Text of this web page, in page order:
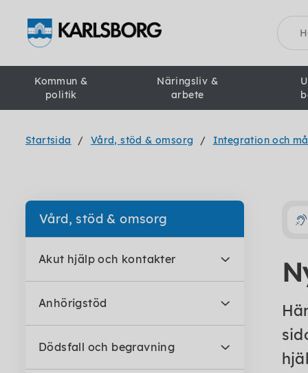
Sök
Kommun &
politik
Näringsliv &
arbete
Startsida Vård, stöd & omsorg Integration och
Vård, stöd & omsorg
Akut hjälp och kontakter
Anhörigstöd
Dödsfall och begravning